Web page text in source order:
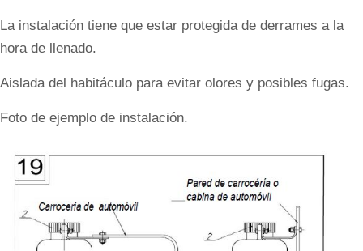
La instalación tiene que estar protegida de derrames a la
hora de llenado.
Aislada del habitáculo para evitar olores y posibles fugas.
Foto de ejemplo de instalación.